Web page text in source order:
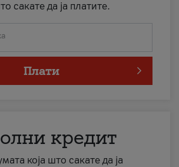
сакате да ја платите.
Плати
кредит
која што сакате да ја